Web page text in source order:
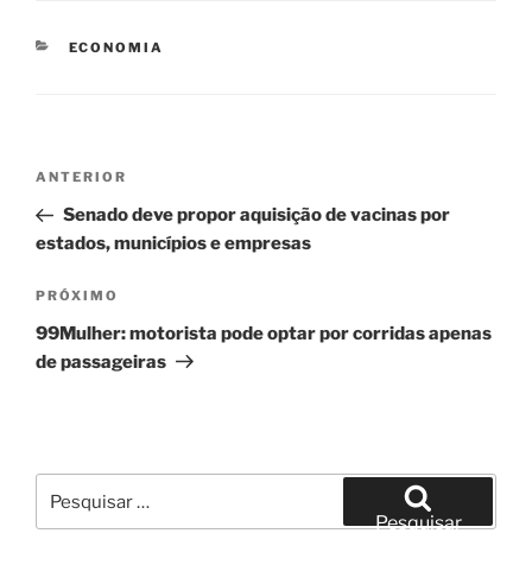
CATEGORIAS
ECONOMIA
Navegação
Post
Post
anterior
ANTERIOR
Senado deve propor aquisição de vacinas por
estados, municípios e empresas
Próximo
post
PRÓXIMO
99Mulher: motorista pode optar por corridas apenas
de passageiras
por:
Pesquisar